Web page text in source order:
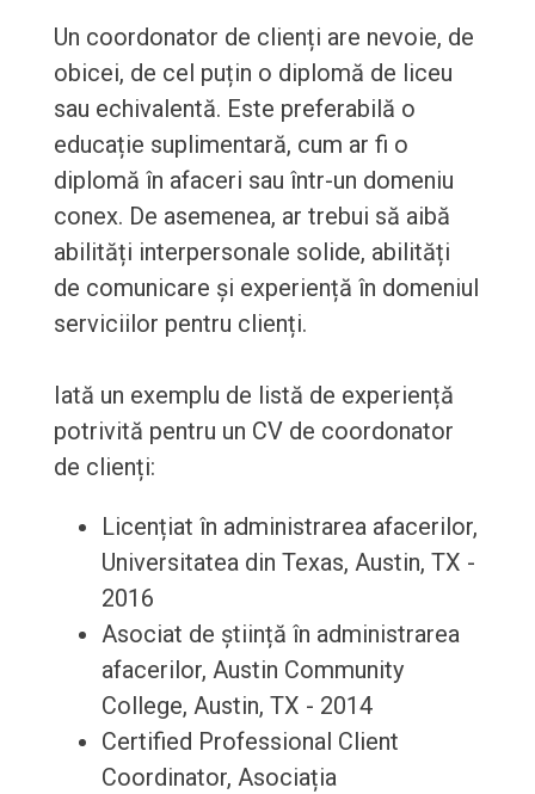
Un coordonator de clienți are nevoie, de
obicei, de cel puțin o diplomă de liceu
sau echivalentă. Este preferabilă o
educație suplimentară, cum ar fi o
diplomă în afaceri sau într-un domeniu
conex. De asemenea, ar trebui să aibă
abilități interpersonale solide, abilități
de comunicare și experiență în domeniul
serviciilor pentru clienți.
Iată un exemplu de listă de experiență
potrivită pentru un CV de coordonator
de clienți:
Licențiat în administrarea afacerilor,
Universitatea din Texas, Austin, TX -
2016
Asociat de știință în administrarea
afacerilor, Austin Community
College, Austin, TX - 2014
Certified Professional Client
Coordinator, Asociația